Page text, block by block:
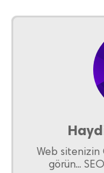
Web sitenizin
görün...